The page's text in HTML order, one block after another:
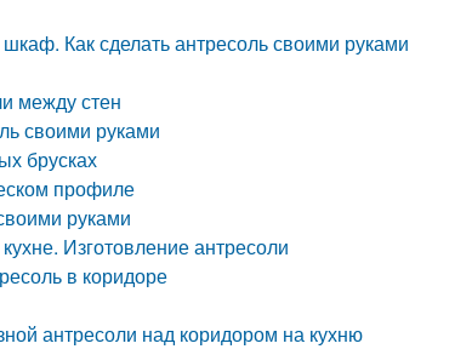
Как сделать антресоль своими руками
между стен
своими руками
брусках
профиле
руками
Изготовление антресоли
в коридоре
антресоли над коридором на кухню